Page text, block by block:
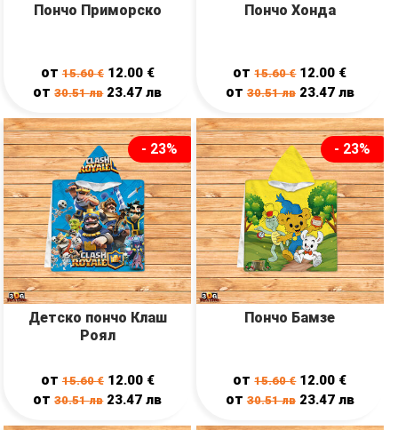
Пончо Приморско
от15.60€ 12.00 €
от30.51лв 23.47лв
Пончо Хонда
от15.60€ 12.00 €
от 30.51лв 23.47 лв
- 23%
Детско пончо Клаш
Роял
от15.60€ 12.00 €
от30.51лв 23.47лв
- 23%
Пончо Бамзе
от15.60€ 12.00 €
от 30.51лв 23.47 лв